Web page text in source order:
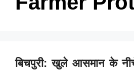
बिचपुरी: खुले आसमान के